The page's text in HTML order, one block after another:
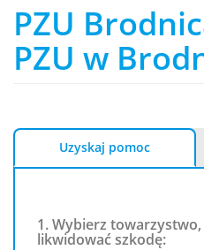
PZU
PZU w
Uzyskaj pomoc
1. Wybierz
likwidować szkodę: